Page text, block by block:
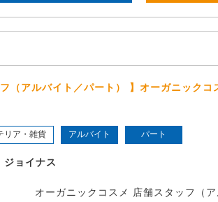
（アルバイト／パート） 】オーガニックコ
リア・雑貨 アルバイト パート
ョイナス
オーガニックコスメ 店舗スタッフ（ア